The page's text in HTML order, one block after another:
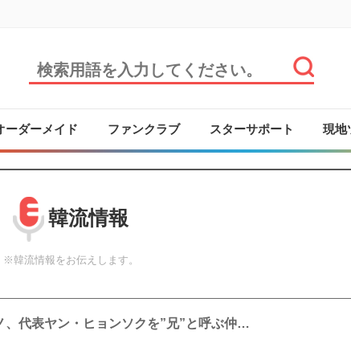
ーダーメイド ファンクラブ スターサポート 現地
韓流情報
※韓流情報をお伝えします。
、代表ヤン・ヒョンソクを”兄”と呼ぶ仲…